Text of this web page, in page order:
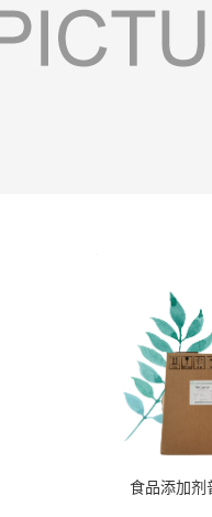
食品添加剂